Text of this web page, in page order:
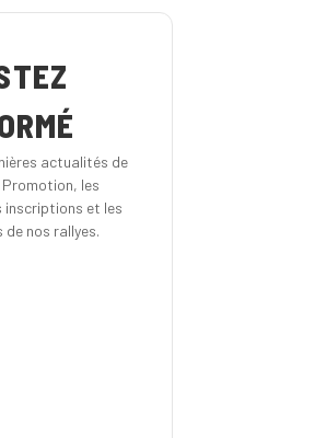
actualités de
Promotion, les
inscriptions et les
de nos rallyes.